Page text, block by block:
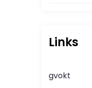
Links
gvokt